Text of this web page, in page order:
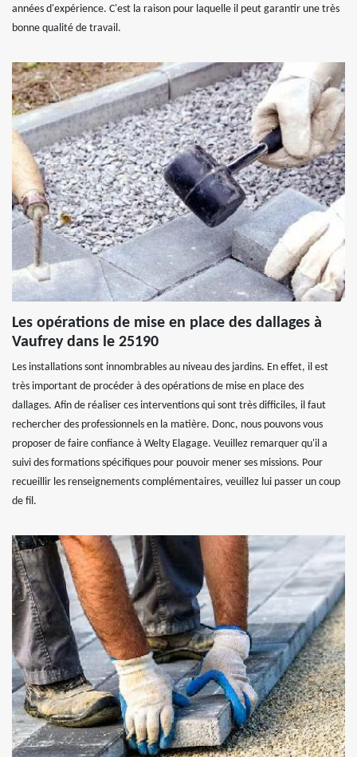
années d'expérience. C'est la raison pour laquelle il peut garantir une très
bonne qualité de travail.
Les opérations de mise en place des dallages à
Vaufrey dans le 25190
Les installations sont innombrables au niveau des jardins. En effet, il est
très important de procéder à des opérations de mise en place des
dallages. Afin de réaliser ces interventions qui sont très difficiles, il faut
rechercher des professionnels en la matière. Donc, nous pouvons vous
proposer de faire confiance à Welty Elagage. Veuillez remarquer qu'il a
suivi des formations spécifiques pour pouvoir mener ses missions. Pour
recueillir les renseignements complémentaires, veuillez lui passer un coup
de fil.